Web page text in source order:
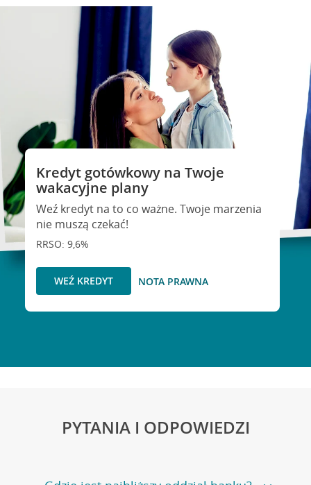
Kredyt gotówkowy na Twoje
wakacyjne plany
Weź kredyt na to co ważne. Twoje marzenia
nie muszą czekać!
RRSO: 9,6%
WEŹ KREDYT NOTA PRAWNA
PYTANIA I ODPOWIEDZI